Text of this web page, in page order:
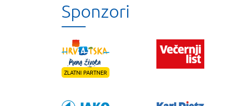
Sponzori
ZLATNI PARTNER